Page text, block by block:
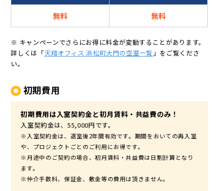
無料 無料
※ キャンペーンでさらにお得に料金が変動することがあります。
詳しくは「天翔オフィス 浜松町大門の空室一覧 」をご覧くださ
い。
初期費用
初期費用は入室契約金と初月賃料・共益費のみ！
入室契約金は、55,000円です。
※入室契約金は、退室後2年間有効です。期間をおいての再入室
や、プロジェクトごとのご利用にお得です。
※月途中のご契約の場合、初月賃料・共益費は日割計算となり
ます。
※仲介手数料、保証金、敷金等の費用は頂きません。